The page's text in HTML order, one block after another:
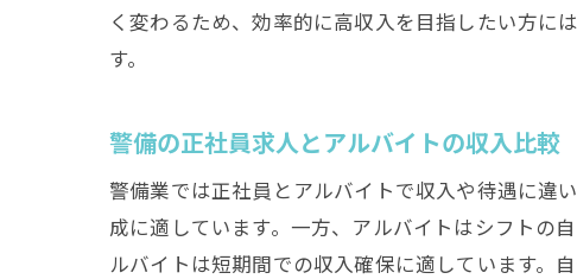
く変わるため、効率的に高収入を目指したい方に
す。
警備の正社員求人とアルバイトの収入比較
警備業では正社員とアルバイトで収入や待遇に違
成に適しています。一方、アルバイトはシフトの
ルバイトは短期間での収入確保に適しています。